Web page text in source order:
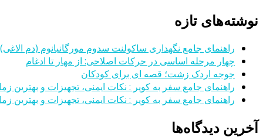
نوشته‌های تازه
راهنمای جامع نگهداری ساکولنت سدوم مورگانیانوم (دم الاغی)
چهار مرحله اساسی در حرکات اصلاحی: از مهار تا ادغام
جوجه اردک زشت؛ قصه ای برای کودکان
راهنمای جامع سفر به کویر : نکات ایمنی، تجهیزات و بهترین
راهنمای جامع سفر به کویر : نکات ایمنی، تجهیزات و بهترین
آخرین دیدگاه‌ها